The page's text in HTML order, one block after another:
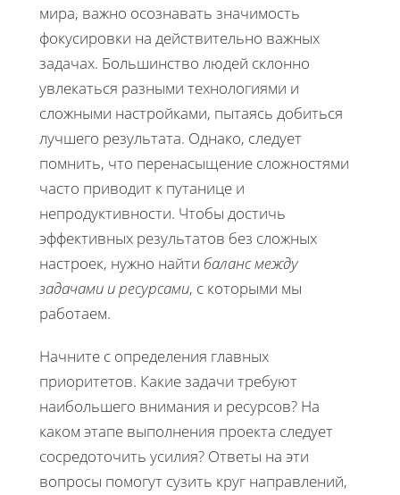
мира, важно осознавать значимость
фокусировки на действительно важных
задачах. Большинство людей склонно
увлекаться разными технологиями и
сложными настройками, пытаясь добиться
лучшего результата. Однако, следует
помнить, что перенасыщение сложностями
часто приводит к путанице и
непродуктивности. Чтобы достичь
эффективных результатов без сложных
настроек, нужно найти баланс между
задачами и ресурсами, с которыми мы
работаем.
Начните с определения главных
приоритетов. Какие задачи требуют
наибольшего внимания и ресурсов? На
каком этапе выполнения проекта следует
сосредоточить усилия? Ответы на эти
вопросы помогут сузить круг направлений,